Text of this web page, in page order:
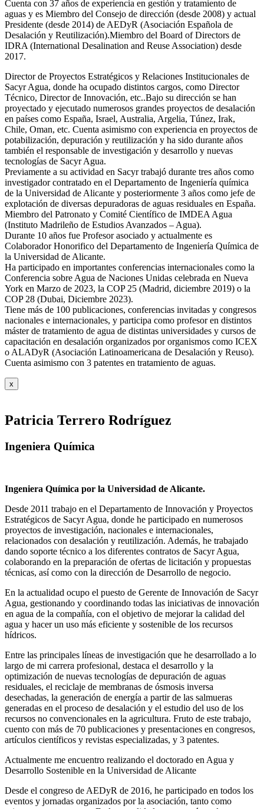
Cuenta con 37 años de experiencia en gestión y tratamiento de
aguas y es Miembro del Consejo de dirección (desde 2008) y actual
Presidente (desde 2014) de AEDyR (Asociación Española de
Desalación y Reutilización).Miembro del Board of Directors de
IDRA (International Desalination and Reuse Association) desde
2017.
Director de Proyectos Estratégicos y Relaciones Institucionales de
Sacyr Agua, donde ha ocupado distintos cargos, como Director
Técnico, Director de Innovación, etc..Bajo su dirección se han
proyectado y ejecutado numerosos grandes proyectos de desalación
en países como España, Israel, Australia, Argelia, Túnez, Irak,
Chile, Oman, etc. Cuenta asimismo con experiencia en proyectos de
potabilización, depuración y reutilización y ha sido durante años
también el responsable de investigación y desarrollo y nuevas
tecnologías de Sacyr Agua.
Previamente a su actividad en Sacyr trabajó durante tres años como
investigador contratado en el Departamento de Ingeniería química
de la Universidad de Alicante y posteriormente 3 años como jefe de
explotación de diversas depuradoras de aguas residuales en España.
Miembro del Patronato y Comité Científico de IMDEA Agua
(Instituto Madrileño de Estudios Avanzados – Agua).
Durante 10 años fue Profesor asociado y actualmente es
Colaborador Honorifico del Departamento de Ingeniería Química de
la Universidad de Alicante.
Ha participado en importantes conferencias internacionales como la
Conferencia sobre Agua de Naciones Unidas celebrada en Nueva
York en Marzo de 2023, la COP 25 (Madrid, diciembre 2019) o la
COP 28 (Dubai, Diciembre 2023).
Tiene más de 100 publicaciones, conferencias invitadas y congresos
nacionales e internacionales, y participa como profesor en distintos
máster de tratamiento de agua de distintas universidades y cursos de
capacitación en desalación organizados por organismos como ICEX
o ALADyR (Asociación Latinoamericana de Desalación y Reuso).
Cuenta asimismo con 3 patentes en tratamiento de aguas.
x
Patricia Terrero Rodríguez
Ingeniera Química
Ingeniera Química por la Universidad de Alicante.
Desde 2011 trabajo en el Departamento de Innovación y Proyectos
Estratégicos de Sacyr Agua, donde he participado en numerosos
proyectos de investigación, nacionales e internacionales,
relacionados con desalación y reutilización. Además, he trabajado
dando soporte técnico a los diferentes contratos de Sacyr Agua,
colaborando en la preparación de ofertas de licitación y propuestas
técnicas, así como con la dirección de Desarrollo de negocio.
En la actualidad ocupo el puesto de Gerente de Innovación de Sacyr
Agua, gestionando y coordinando todas las iniciativas de innovación
en agua de la compañía, con el objetivo de mejorar la calidad del
agua y hacer un uso más eficiente y sostenible de los recursos
hídricos.
Entre las principales líneas de investigación que he desarrollado a lo
largo de mi carrera profesional, destaca el desarrollo y la
optimización de nuevas tecnologías de depuración de aguas
residuales, el reciclaje de membranas de ósmosis inversa
desechadas, la generación de energía a partir de las salmueras
generadas en el proceso de desalación y el estudio del uso de los
recursos no convencionales en la agricultura. Fruto de este trabajo,
cuento con más de 70 publicaciones y presentaciones en congresos,
artículos científicos y revistas especializadas, y 3 patentes.
Actualmente me encuentro realizando el doctorado en Agua y
Desarrollo Sostenible en la Universidad de Alicante
Desde el congreso de AEDyR de 2016, he participado en todos los
eventos y jornadas organizados por la asociación, tanto como